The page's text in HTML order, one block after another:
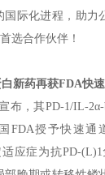
国际化进程，助力
选合作伙伴！
新药再获FDA快
布，其PD-1/IL-
FDA授予快速通
适应症为抗PD-